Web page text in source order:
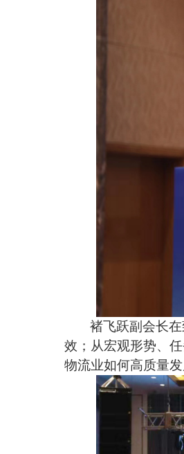
褚飞跃副会长
效；从宏观形势、
物流业如何高质量